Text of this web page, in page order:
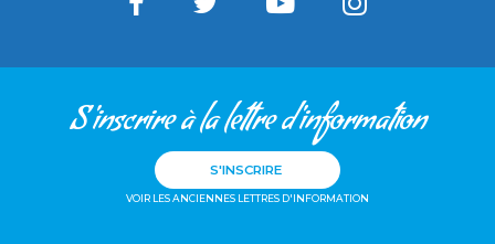
S'inscrire à la lettre d'information
S'INSCRIRE
VOIR LES ANCIENNES LETTRES D'INFORMATION